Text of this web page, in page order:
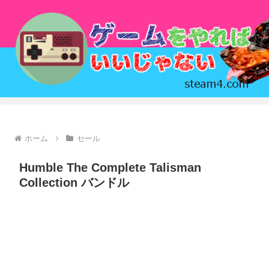
ホーム セール
Humble The Complete Talisman
Collection バンドル